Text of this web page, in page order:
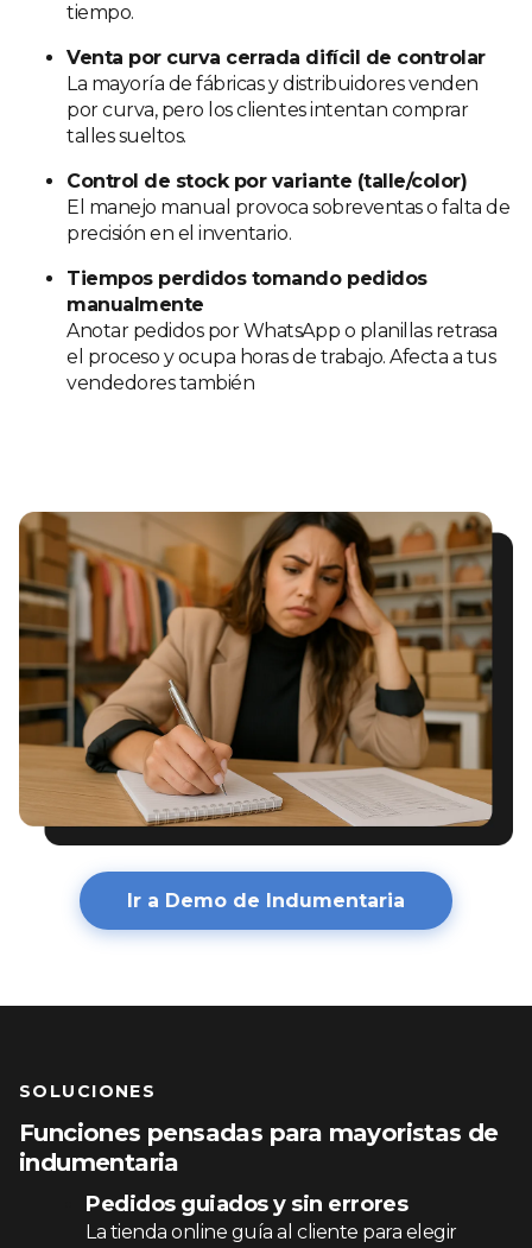
tiempo.
Venta por curva cerrada difícil de controlar
La mayoría de fábricas y distribuidores venden
por curva, pero los clientes intentan comprar
talles sueltos.
Control de stock por variante (talle/color)
El manejo manual provoca sobreventas o falta de
precisión en el inventario.
Tiempos perdidos tomando pedidos
manualmente
Anotar pedidos por WhatsApp o planillas retrasa
el proceso y ocupa horas de trabajo. Afecta a tus
vendedores también
Ir a Demo de Indumentaria
SOLUCIONES
Funciones pensadas para mayoristas de
indumentaria
Pedidos guiados y sin errores
La tienda online guía al cliente para elegir